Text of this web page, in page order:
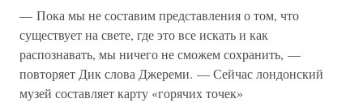
— Пока мы не составим представления о том, что
существует на свете, где это все искать и как
распознавать, мы ничего не сможем сохранить, —
повторяет Дик слова Джереми. — Сейчас лондонский
музей составляет карту «горячих точек»